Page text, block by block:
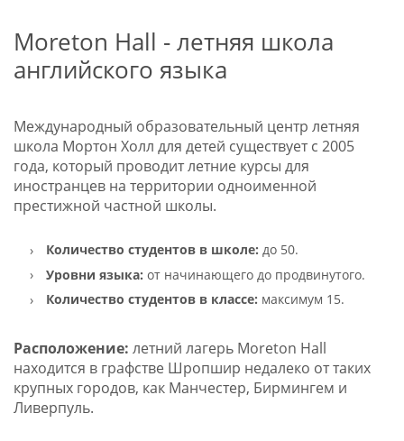
Moreton Hall - летняя школа
английского языка
Международный образовательный центр летняя
школа Мортон Холл для детей существует с 2005
года, который проводит летние курсы для
иностранцев на территории одноименной
престижной частной школы.
Количество студентов в школе: до 50.
Уровни языка: от начинающего до продвинутого.
Количество студентов в классе: максимум 15.
Расположение: летний лагерь Moreton Hall
находится в графстве Шропшир недалеко от таких
крупных городов, как Манчестер, Бирмингем и
Ливерпуль.